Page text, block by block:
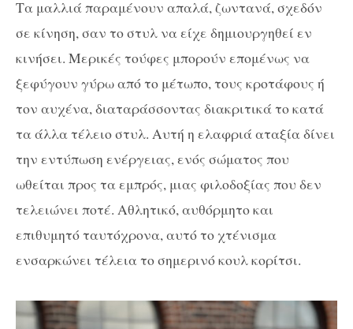
Τα μαλλιά παραμένουν απαλά, ζωντανά, σχεδόν
σε κίνηση, σαν το στυλ να είχε δημιουργηθεί εν
κινήσει. Μερικές τούφες μπορούν επομένως να
ξεφύγουν γύρω από το μέτωπο, τους κροτάφους ή
τον αυχένα, διαταράσσοντας διακριτικά το κατά
τα άλλα τέλειο στυλ. Αυτή η ελαφριά αταξία δίνει
την εντύπωση ενέργειας, ενός σώματος που
ωθείται προς τα εμπρός, μιας φιλοδοξίας που δεν
τελειώνει ποτέ. Αθλητικό, αυθόρμητο και
επιθυμητό ταυτόχρονα, αυτό το χτένισμα
ενσαρκώνει τέλεια το σημερινό κουλ κορίτσι.